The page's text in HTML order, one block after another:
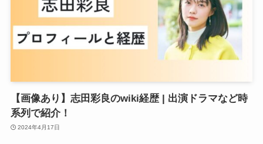
【画像あり】志田彩良のwiki経歴 | 出演ドラマなど時
系列で紹介！
2024年4月17日